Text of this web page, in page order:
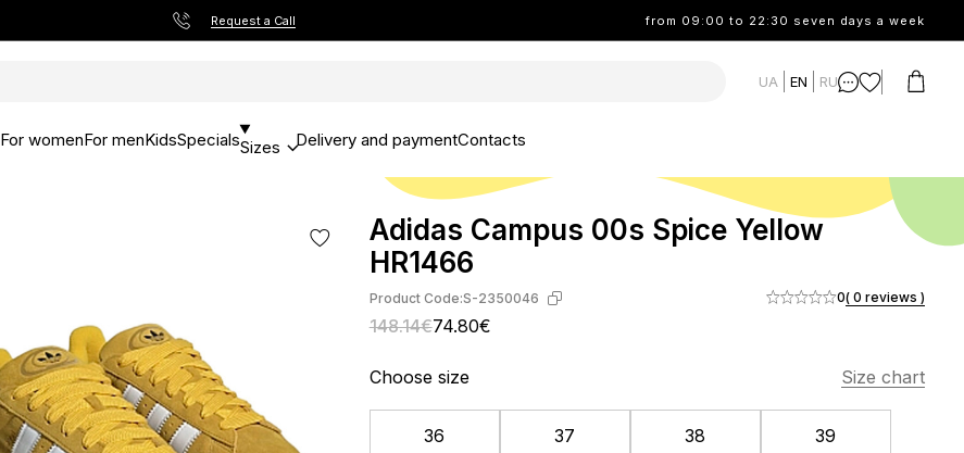
Request a Call from 09:00 to 22:30 seven days a week
UA EN RU
For womenFor menKidsSpecialsSizes Delivery and paymentContacts
Adidas Campus 00s Spice Yellow
HR1466
Product Code:S-2350046
148.14€74.80€
0( 0 reviews )
Choose size Size chart
36 37 38 39